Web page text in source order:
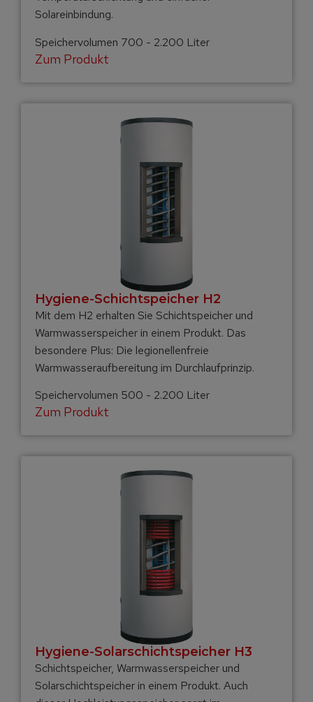
Solareinbindung.
Speichervolumen 700 - 2.200 Liter
Zum Produkt
Hygiene-Schicht­speicher H2
Mit dem H2 erhalten Sie Schichtspeicher und
Warmwasserspeicher in einem Produkt. Das
besondere Plus: Die legionellenfreie
Warmwasseraufbereitung im Durchlaufprinzip.
Speichervolumen 500 - 2.200 Liter
Zum Produkt
Hygiene-Solar­schicht­speicher H3
Schichtspeicher, Warmwasserspeicher und
Solarschichtspeicher in einem Produkt. Auch